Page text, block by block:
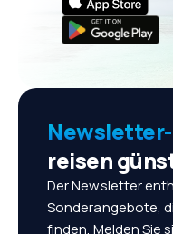
Newsletter-
reisen
Der Newsletter
Sonderangebote,
finden. Melden Sie